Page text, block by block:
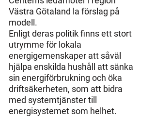
Västra Götaland la förslag på
modell.
Enligt deras politik finns ett stort
utrymme för lokala
energigemenskaper att såväl
hjälpa enskilda hushåll att sänka
sin energiförbrukning och öka
driftsäkerheten, som att bidra
med systemtjänster till
energisystemet som helhet.